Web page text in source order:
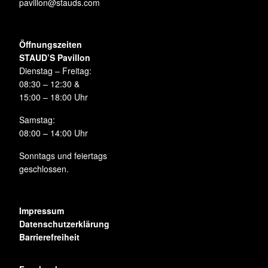
pavillon@stauds.com
Öffnungszeiten
STAUD’S Pavillon
Dienstag – Freitag:
08:30 – 12:30 &
15:00 – 18:00 Uhr
Samstag:
08:00 – 14:00 Uhr
Sonntags und feiertags
geschlossen.
Impressum
Datenschutzerklärung
Barrierefreiheit